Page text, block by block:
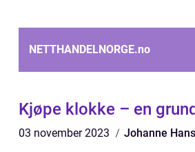
NETTHANDELNORGE.no
Kjøpe klokke – en
03 november 2023 Johanne